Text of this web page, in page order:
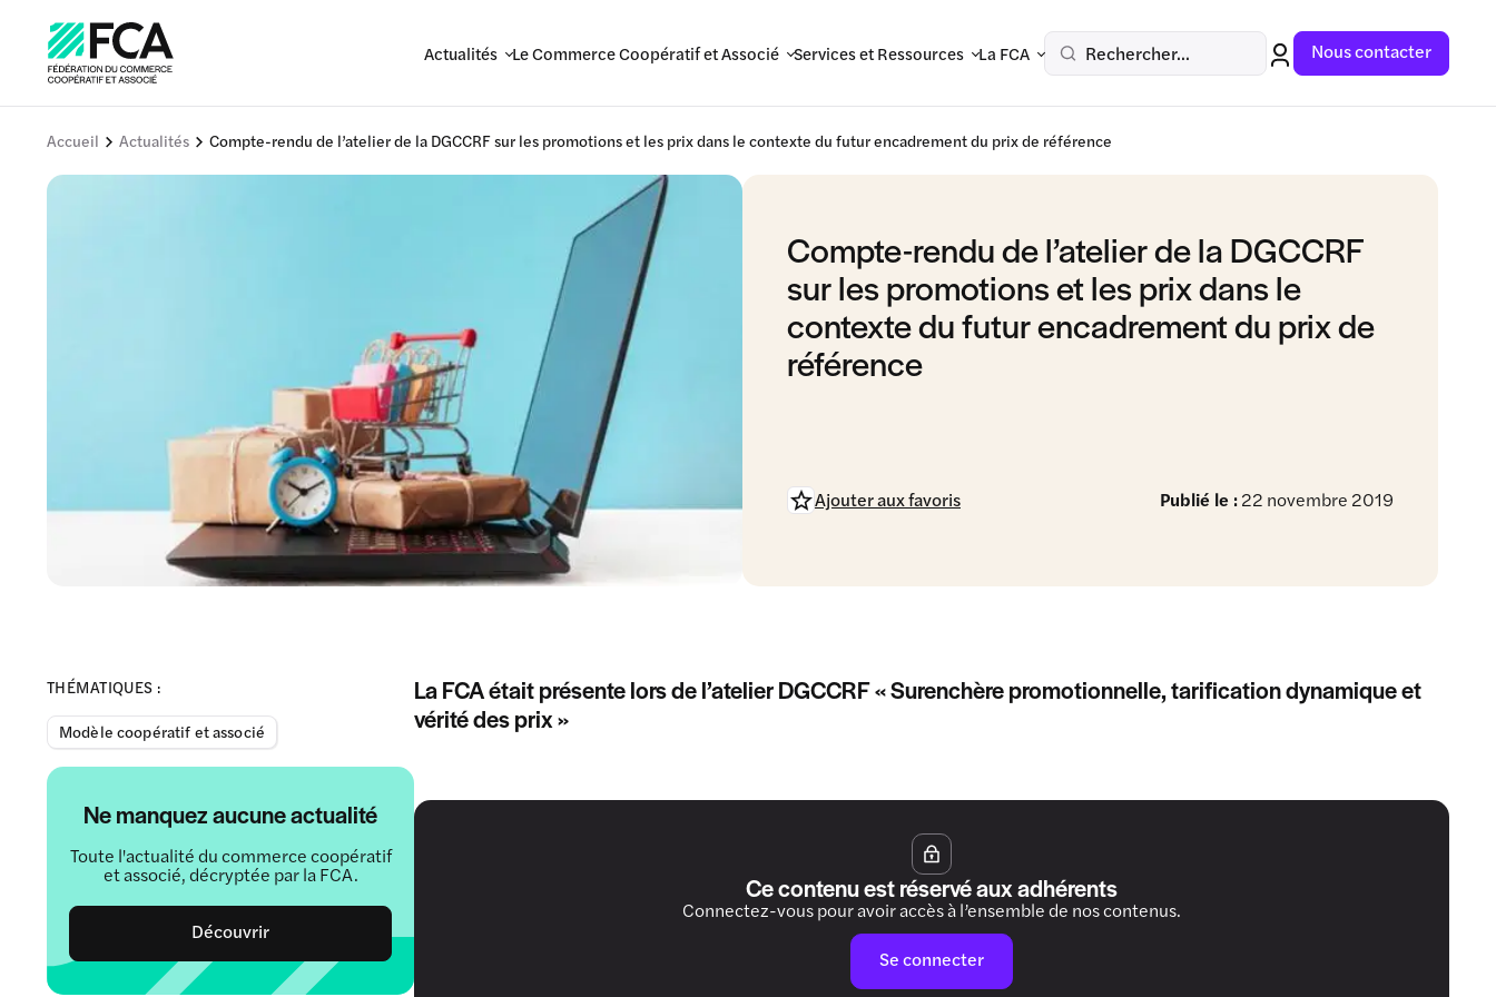
Actualités Le Commerce Coopératif et Associé Services et Ressources La FCA Rechercher... Nous contacter
Accueil Actualités Compte-rendu de l’atelier de la DGCCRF sur les promotions et les prix dans le contexte du futur encadrement du prix de référence
Compte-rendu de l’atelier de la DGCCRF
sur les promotions et les prix dans le
contexte du futur encadrement du prix de
référence
Publié le :22 novembre 2019
Ajouter aux favoris
THÉMATIQUES :
Modèle coopératif et associé
Ne manquez aucune actualité
Toute l'actualité du commerce coopératif
et associé, décryptée par la FCA.
Découvrir
La FCA était présente lors de l’atelier DGCCRF « Surenchère promotionnelle, tarification dynamique et
vérité des prix »
Ce contenu est réservé aux adhérents
Connectez-vous pour avoir accès à l’ensemble de nos contenus.
Se connecter